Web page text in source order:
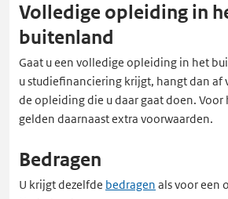
Volledige opleiding in
buitenland
Gaat u een volledige opleiding in het
u studiefinanciering krijgt, hangt dan af
de opleiding die u daar gaat doen.
gelden daarnaast extra voorwaarden.
Bedragen
U krijgt dezelfde bedragen als voor een